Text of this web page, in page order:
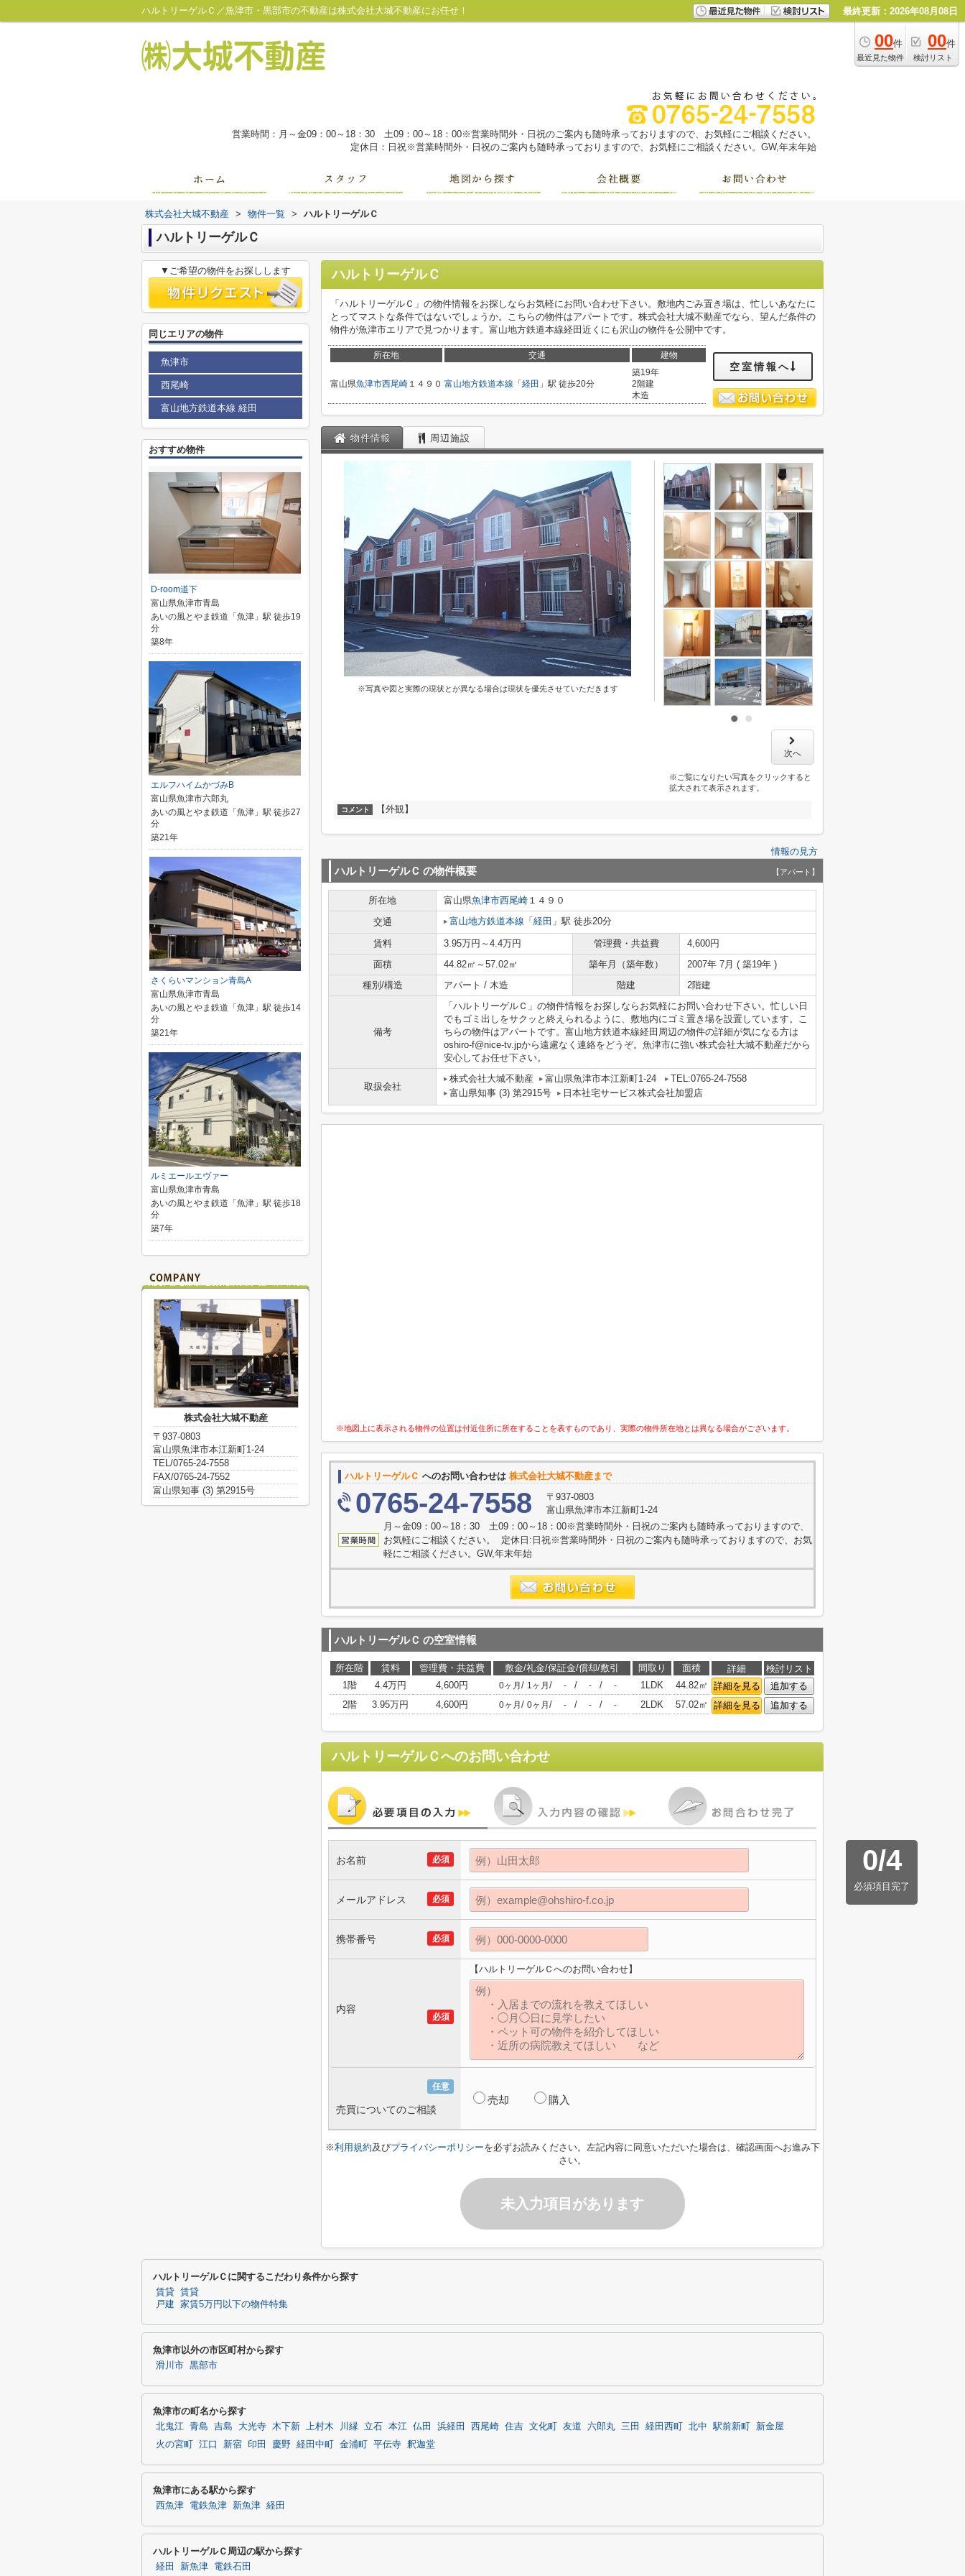
ハルトリーゲルＣ／魚津市・黒部市の不動産は株式会社大城不動産にお任せ！ 最終更新：2026年08月08日
00件
最近見た物件
00件
検討リスト
営業時間：月～金09：00～18：30 土09：00～18：00※営業時間外・日祝のご案内も随時承っておりますので、お気軽にご相談ください。
定休日：日祝※営業時間外・日祝のご案内も随時承っておりますので、お気軽にご相談ください。GW,年末年始
株式会社大城不動産 > 物件一覧 > ハルトリーゲルＣ
ハルトリーゲルＣ
ハルトリーゲルＣ
「ハルトリーゲルＣ」の物件情報をお探しならお気軽にお問い合わせ下さい。敷地内ごみ置き場は、忙しいあなたに
とってマストな条件ではないでしょうか。こちらの物件はアパートです。株式会社大城不動産でなら、望んだ条件の
物件が魚津市エリアで見つかります。富山地方鉄道本線経田近くにも沢山の物件を公開中です。
所在地 交通 建物
富山県魚津市西尾崎 １４９０ 富山地方鉄道本線 「 経田 」駅 徒歩20分
築19年
2階建
木造
空室情報へ
物件情報 周辺施設
※写真や図と実際の現状とが異なる場合は現状を優先させていただきます
次へ
※ご覧になりたい写真をクリックすると
拡大されて表示されます。
コメント 【外観】
情報の見方
ハルトリーゲルＣ の物件概要 【アパート】
所在地 富山県魚津市西尾崎 １４９０
交通
富山地方鉄道本線 「 経田 」駅 徒歩20分
賃料 3.95万円～4.4万円 管理費・共益費
4,600円
面積
44.82㎡～57.02㎡ 築年月（築年数）
2007年 7月 ( 築19年 )
種別/構造
アパート / 木造 階建 2階建
備考
「ハルトリーゲルＣ」の物件情報をお探しならお気軽にお問い合わせ下さい。忙しい日
でもゴミ出しをサクッと終えられるように、敷地内にゴミ置き場を設置しています。こ
ちらの物件はアパートです。富山地方鉄道本線経田周辺の物件の詳細が気になる方は
oshiro-f@nice-tv.jpから遠慮なく連絡をどうぞ。魚津市に強い株式会社大城不動産だから
安心してお任せ下さい。
取扱会社
株式会社大城不動産 富山県魚津市本江新町1-24
TEL:0765-24-7558
富山県知事 (3) 第2915号
日本社宅サービス株式会社加盟店
※地図上に表示される物件の位置は付近住所に所在することを表すものであり、実際の物件所在地とは異なる場合がございます。
ハルトリーゲルＣ へのお問い合わせは 株式会社大城不動産まで
0765-24-7558
〒937-0803
富山県魚津市本江新町1-24
月～金09：00～18：30 土09：00～18：00※営業時間外・日祝のご案内も随時承っておりますので、
お気軽にご相談ください。 定休日:日祝※営業時間外・日祝のご案内も随時承っておりますので、お気
軽にご相談ください。GW,年末年始
ハルトリーゲルＣ の空室情報
所在階 賃料 管理費・共益費 敷金/礼金/保証金/償却/敷引 間取り 面積 詳細
検討リスト
1階
4.4万円 4,600円 0ヶ月 / 1ヶ月 / - / - / - 1LDK 44.82㎡ 詳細を見る
追加する
2階
3.95万円 4,600円 0ヶ月 / 0ヶ月 / - / - / - 2LDK 57.02㎡ 詳細を見る 追加する
ハルトリーゲルＣへのお問い合わせ
0/4
必須項目完了
必須
お名前
必須
メールアドレス
必須
携帯番号
必須
内容
【ハルトリーゲルＣへのお問い合わせ】
任意
売買についてのご相談
売却 購入
※利用規約及びプライバシーポリシーを必ずお読みください。左記内容に同意いただいた場合は、確認画面へお進み下
さい。
未入力項目があります
▼ご希望の物件をお探しします
同じエリアの物件
魚津市
西尾崎
富山地方鉄道本線 経田
おすすめ物件
D-room道下
富山県魚津市青島
あいの風とやま鉄道「魚津」駅 徒歩19
分
築8年
エルフハイムかづみB
富山県魚津市六郎丸
あいの風とやま鉄道「魚津」駅 徒歩27
分
築21年
さくらいマンション青島A
富山県魚津市青島
あいの風とやま鉄道「魚津」駅 徒歩14
分
築21年
ルミエールエヴァー
富山県魚津市青島
あいの風とやま鉄道「魚津」駅 徒歩18
分
築7年
株式会社大城不動産
〒937-0803
富山県魚津市本江新町1-24
TEL/0765-24-7558
FAX/0765-24-7552
富山県知事 (3) 第2915号
ハルトリーゲルＣに関するこだわり条件から探す
賃貸
戸建
賃貸
家賃5万円以下の物件特集
魚津市以外の市区町村から探す
滑川市 黒部市
魚津市の町名から探す
北鬼江 青島 吉島 大光寺 木下新 上村木 川縁 立石 本江 仏田 浜経田 西尾崎 住吉 文化町 友道 六郎丸 三田 経田西町 北中 駅前新町
新金屋
火の宮町
江口 新宿 印田 慶野 経田中町 金浦町 平伝寺 釈迦堂
魚津市にある駅から探す
西魚津 電鉄魚津 新魚津 経田
ハルトリーゲルＣ周辺の駅から探す
経田 新魚津 電鉄石田